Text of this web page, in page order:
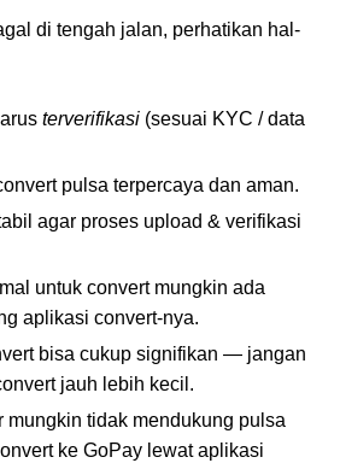
di tengah jalan, perhatikan hal-
terverifikasi (sesuai KYC / data
pulsa terpercaya dan aman.
agar proses upload & verifikasi
untuk convert mungkin ada
aplikasi convert-nya.
bisa cukup signifikan — jangan
jauh lebih kecil.
mungkin tidak mendukung pulsa
ke GoPay lewat aplikasi